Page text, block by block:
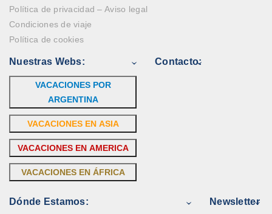
Política de privacidad – Aviso legal
Condiciones de viaje
Política de cookies
Nuestras Webs:
VACACIONES POR
ARGENTINA
VACACIONES EN ASIA
VACACIONES EN AMERICA
VACACIONES EN ÁFRICA
Contacto:
Dónde Estamos: Newsletter